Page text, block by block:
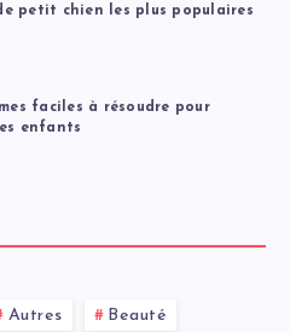
de petit chien les plus populaires
faciles à résoudre pour
enfants
Autres Beauté